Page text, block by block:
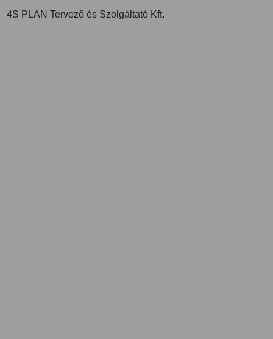
4S PLAN Tervező és Szolgáltató Kft.